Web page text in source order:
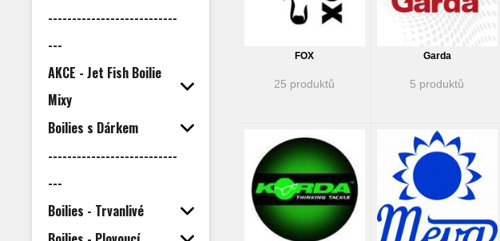
---------------------------
---
AKCE - Jet Fish Boilie
Mixy
Boilies s Dárkem
---------------------------
---
Boilies - Trvanlivé
FOX
25 produktů
Garda
5 produktů